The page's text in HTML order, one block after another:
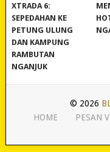
XTRADA 6:
SEPEDAHAN KE
PETUNG ULUNG
DAN KAMPUNG
RAMBUTAN
NGANJUK
© 2026
HOME
PESAN